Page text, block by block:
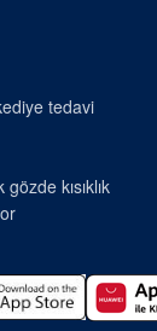
tedavi
kısıklık